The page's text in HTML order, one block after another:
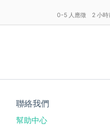
0-5 人應徵 2 小時
聯絡我們
幫助中心